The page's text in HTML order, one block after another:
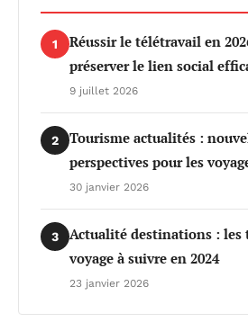
1
Réussir le télétravail en
préserver le lien social
9 juillet 2026
2
Tourisme actualités :
perspectives pour les
30 janvier 2026
3
Actualité destinations : les
voyage à suivre en 2024
23 janvier 2026